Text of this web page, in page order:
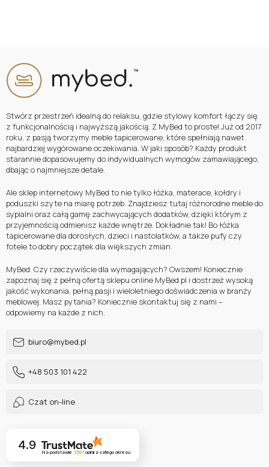
Stwórz przestrzeń idealną do relaksu, gdzie stylowy komfort łączy się
z funkcjonalnością i najwyższą jakością. Z MyBed to proste! Już od 2017
roku, z pasją tworzymy meble tapicerowane, które spełniają nawet
najbardziej wygórowane oczekiwania. W jaki sposób? Każdy produkt
starannie dopasowujemy do indywidualnych wymogów zamawiającego,
dbając o najmniejsze detale.
Ale sklep internetowy MyBed to nie tylko łóżka, materace, kołdry i
poduszki szyte na miarę potrzeb. Znajdziesz tutaj różnorodne meble do
sypialni oraz całą gamę zachwycających dodatków, dzięki którym z
przyjemnością odmienisz każde wnętrze. Dokładnie tak! Bo łóżka
tapicerowane dla dorosłych, dzieci i nastolatków, a także pufy czy
fotele to dobry początek dla większych zmian.
MyBed. Czy rzeczywiście dla wymagających? Owszem! Koniecznie
zapoznaj się z pełną ofertą sklepu online MyBed.pl i dostrzeż wysoką
jakość wykonania, pełną pasji i wieloletniego doświadczenia w branży
meblowej. Masz pytania? Koniecznie skontaktuj się z nami –
odpowiemy na każde z nich.
biuro@mybed.pl
+48 503 101 422
Czat on-line
4.9
Na podstawie 2597opinii z całego okresu